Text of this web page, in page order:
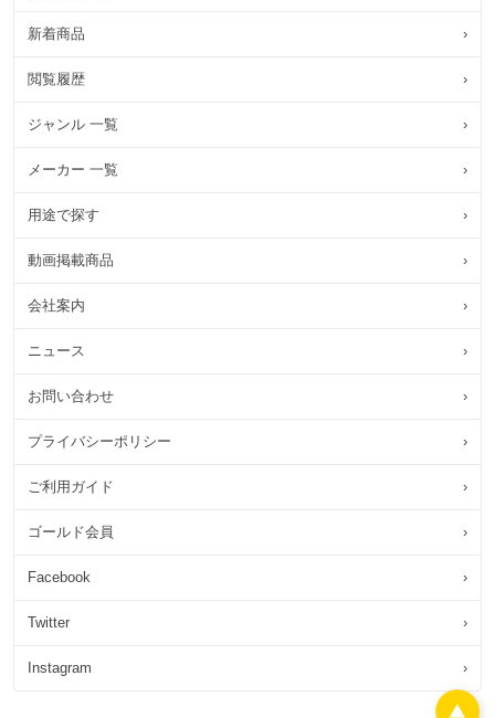
新着商品 ›
閲覧履歴 ›
ジャンル 一覧 ›
メーカー 一覧 ›
用途で探す ›
動画掲載商品 ›
会社案内 ›
ニュース ›
お問い合わせ ›
プライバシーポリシー ›
ご利用ガイド ›
ゴールド会員 ›
Facebook ›
Twitter ›
Instagram ›